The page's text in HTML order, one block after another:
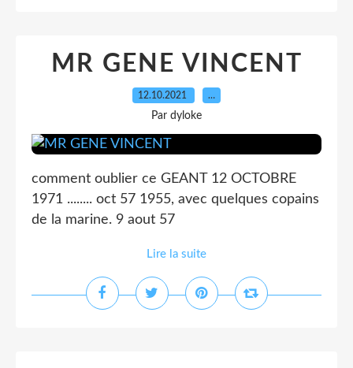
MR GENE VINCENT
12.10.2021 …
Par dyloke
comment oublier ce GEANT 12 OCTOBRE
1971 ........ oct 57 1955, avec quelques copains
de la marine. 9 aout 57
Lire la suite